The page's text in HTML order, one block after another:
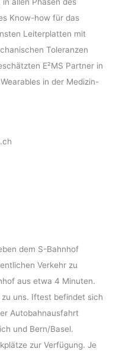
allen Phasen des
Know-how für das
Leiterplatten mit
Toleranzen
E²MS Partner in
in der Medizin-
dem S-Bahnhof
Verkehr zu
aus etwa 4 Minuten.
uns. Iftest befindet sich
Autobahnausfahrt
und Bern/Basel.
zur Verfügung. Je